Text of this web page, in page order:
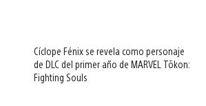
Cíclope Fénix se revela como personaje
de DLC del primer año de MARVEL Tōkon:
Fighting Souls